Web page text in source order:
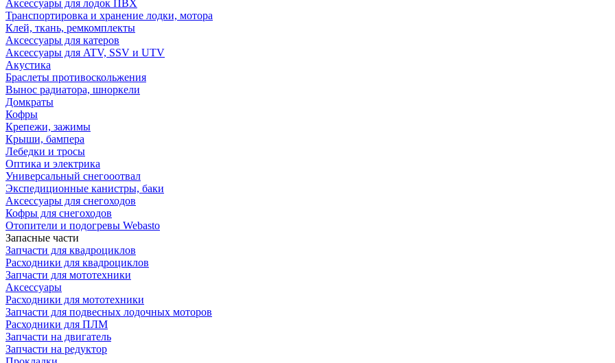
Аксессуары для лодок ПВХ
Транспортировка и хранение лодки, мотора
Клей, ткань, ремкомплекты
Аксессуары для катеров
Аксессуары для ATV, SSV и UTV
Акустика
Браслеты противоскольжения
Вынос радиатора, шноркели
Домкраты
Кофры
Крепежи, зажимы
Крыши, бампера
Лебедки и тросы
Оптика и электрика
Универсальный снегооотвал
Экспедиционные канистры, баки
Аксессуары для снегоходов
Кофры для снегоходов
Отопители и подогревы Webasto
Запасные части
Запчасти для квадроциклов
Расходники для квадроциклов
Запчасти для мототехники
Аксессуары
Расходники для мототехники
Запчасти для подвесных лодочных моторов
Расходники для ПЛМ
Запчасти на двигатель
Запчасти на редуктор